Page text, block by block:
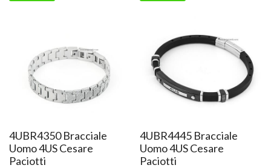
4UBR4350 Bracciale
Uomo 4US Cesare
Paciotti
4UBR4445 Bracciale
Uomo 4US Cesare
Paciotti